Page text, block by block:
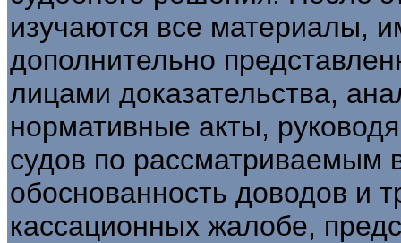
изучаются все материалы,
дополнительно
лицами доказательства,
нормативные акты,
судов по рассматриваемым
обоснованность доводов и
кассационных жалобе,